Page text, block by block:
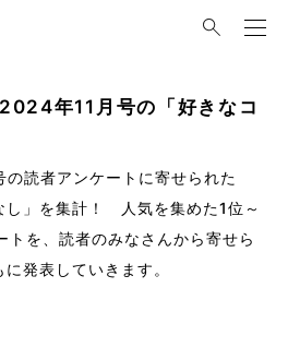
年11月号の「好きなコ
読者アンケートに寄せられた
し」を集計！ 人気を集めた1位～
トを、読者のみなさんから寄せら
発表していきます。